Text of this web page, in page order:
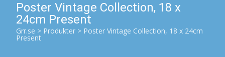
Poster Vintage Collection, 18 x
24cm Present
Grr.se > Produkter > Poster Vintage Collection, 18 x 24cm
Present